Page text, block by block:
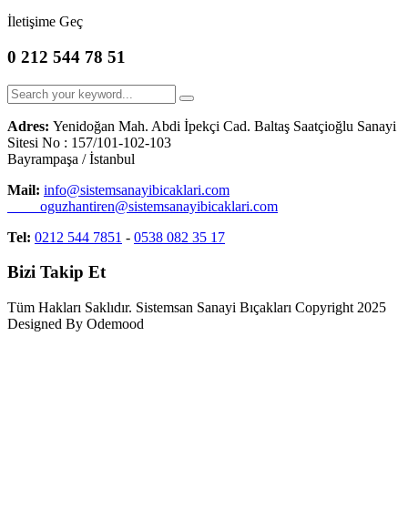
İletişime Geç
0 212 544 78 51
Adres: Yenidoğan Mah. Abdi İpekçi Cad. Baltaş Saatçioğlu Sanayi
Sitesi No : 157/101-102-103
Bayrampaşa / İstanbul
Mail: info@sistemsanayibicaklari.com
oguzhantiren@sistemsanayibicaklari.com
Tel: 0212 544 7851 - 0538 082 35 17
Bizi Takip Et
Tüm Hakları Saklıdır. Sistemsan Sanayi Bıçakları Copyright 2025
Designed By Odemood